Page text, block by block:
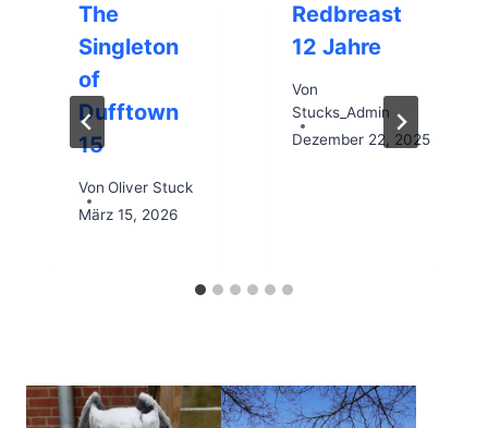
The
Singleton
of
Dufftown
15
Von Oliver Stuck
März 15, 2026
Redbreast
12 Jahre
Von
Stucks_Admin
Dezember 22, 2025